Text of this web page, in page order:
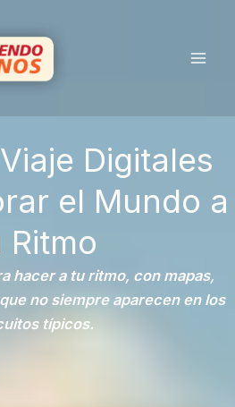
Digitales
el Mundo a
Ritmo
hacer a tu ritmo, con mapas,
no siempre aparecen en los
típicos.